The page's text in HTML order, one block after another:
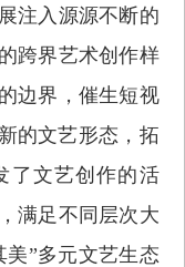
注入源源不断的
跨界艺术创作样
边界，催生短视
的文艺形态，拓
了文艺创作的活
满足不同层次大
”多元文艺生态